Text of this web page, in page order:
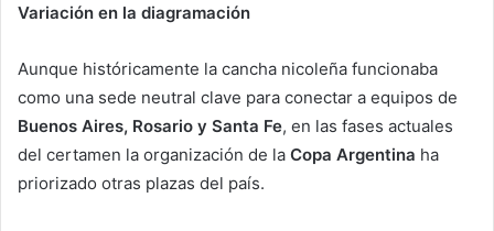
Variación en la diagramación
Aunque históricamente la cancha nicoleña funcionaba
como una sede neutral clave para conectar a equipos de
Buenos Aires, Rosario y Santa Fe, en las fases actuales
del certamen la organización de la Copa Argentina ha
priorizado otras plazas del país.